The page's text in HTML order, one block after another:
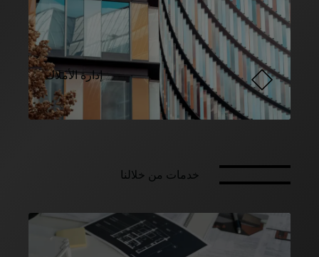
إدارة الأملاك
خدمات من خلالنا